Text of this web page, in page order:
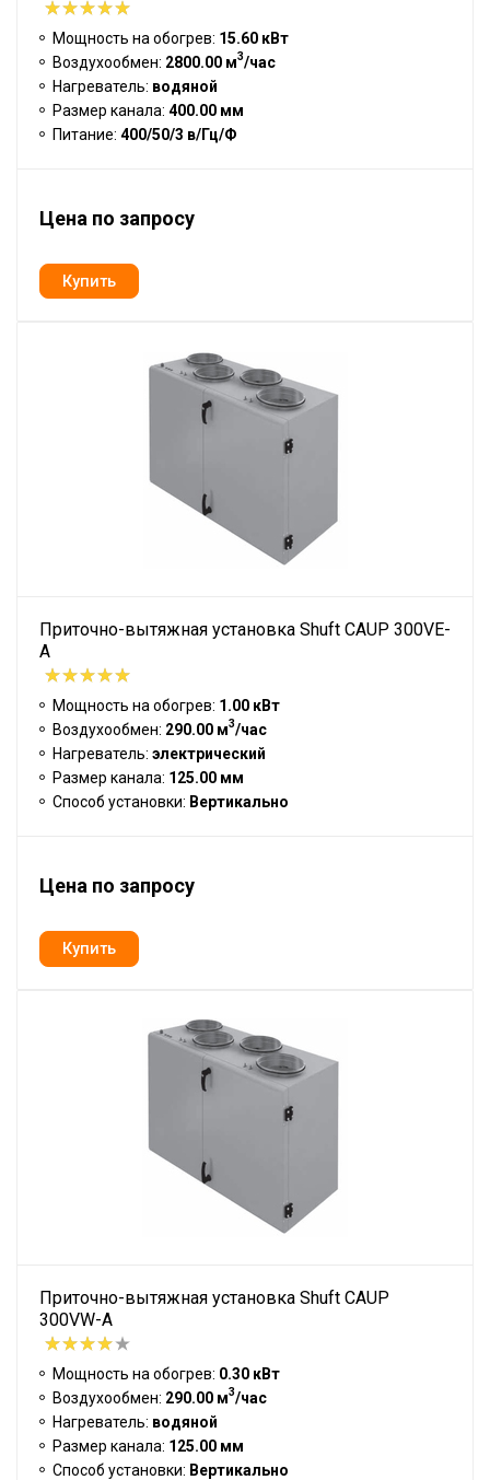
Мощность на обогрев: 15.60 кВт
Воздухообмен: 2800.00 м3/час
Нагреватель: водяной
Размер канала: 400.00 мм
Питание: 400/50/3 в/Гц/Ф
Цена по запросу
Приточно-вытяжная установка Shuft CAUP 300VE-
A
Мощность на обогрев: 1.00 кВт
Воздухообмен: 290.00 м3/час
Нагреватель: электрический
Размер канала: 125.00 мм
Способ установки: Вертикально
Цена по запросу
Приточно-вытяжная установка Shuft CAUP
300VW-A
Мощность на обогрев: 0.30 кВт
Воздухообмен: 290.00 м3/час
Нагреватель: водяной
Размер канала: 125.00 мм
Способ установки: Вертикально